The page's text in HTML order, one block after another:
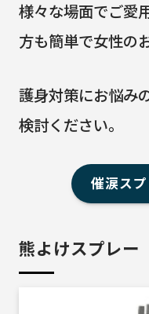
様々な場面でご愛
方も簡単で女性の
護身対策にお悩み
検討ください。
催涙ス
熊よけスプレー